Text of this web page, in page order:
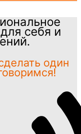
себя и
один